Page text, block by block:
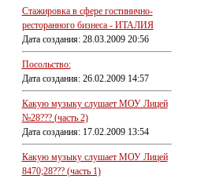
Стажировка в сфере гостинично-
ресторанного бизнеса - ИТАЛИЯ
Дата создания: 28.03.2009 20:56
Посольство:
Дата создания: 26.02.2009 14:57
Какую музыку слушает МОУ Лицей
№28??? (часть 2)
Дата создания: 17.02.2009 13:54
Какую музыку слушает МОУ Лицей
8470;28??? (часть 1)